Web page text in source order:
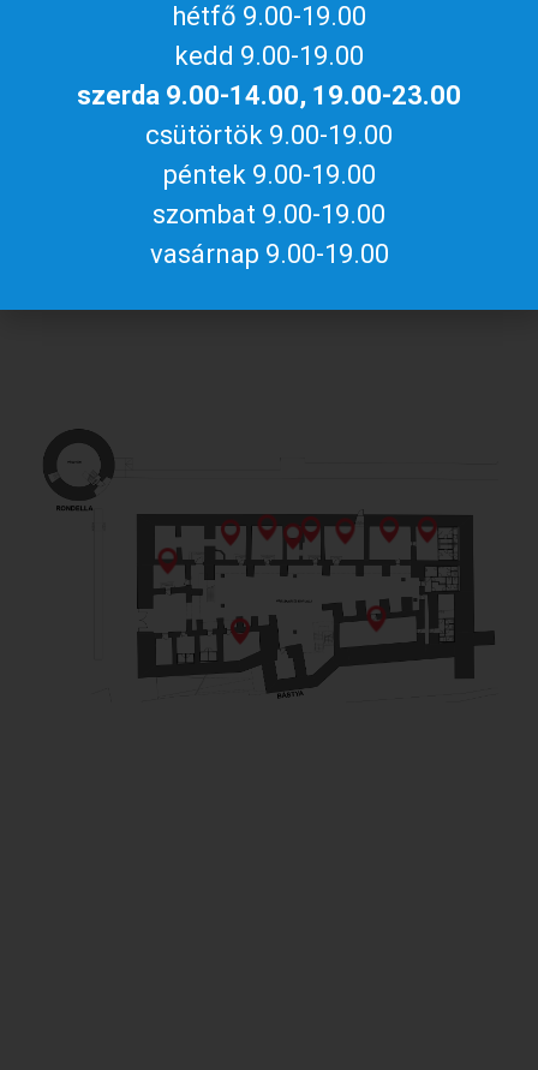
hétfő 9.00-19.00
kedd 9.00-19.00
szerda 9.00-14.00, 19.00-23.00
csütörtök 9.00-19.00
péntek 9.00-19.00
szombat 9.00-19.00
vasárnap 9.00-19.00